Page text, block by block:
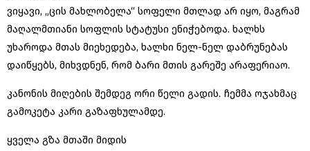
ვიყავი, „ცის მახლობელა“ სოფელი მთლად არ იყო, მაგრამ
მაღალმთიანი სოფლის სტატუსი ენიჭებოდა. ხალხს
უხაროდა მთას მიეხედება, ხალხი ნელ-ნელ დაბრუნებას
დაიწყებს, მიხვდნენ, რომ ბარი მთის გარეშე არაფერიაო.
კანონის მიღების შემდეგ ორი წელი გადის. ჩემმა ოჯახმაც
გამოკეტა კარი გაზაფხულამდე.
ყველა გზა მთაში მიდის